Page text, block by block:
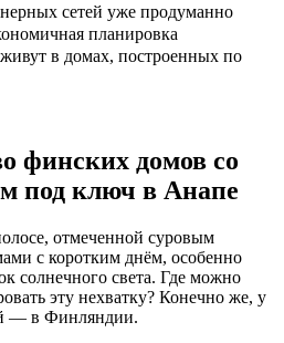
сетей уже продуманно
планировка
в домах, построенных по
финских домов со
под ключ в Анапе
отмеченной суровым
с коротким днём, особенно
солнечного света. Где можно
эту нехватку? Конечно же, у
— в Финляндии.